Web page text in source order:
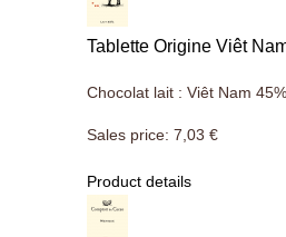
Tablette Origine Viêt
Chocolat lait : Viêt Nam
Sales price: 7,03 €
Product details